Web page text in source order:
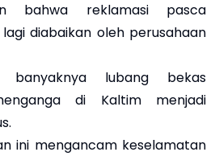
bahwa reklamasi pasca
diabaikan oleh perusahaan
banyaknya lubang bekas
di Kaltim menjadi
ini mengancam keselamatan